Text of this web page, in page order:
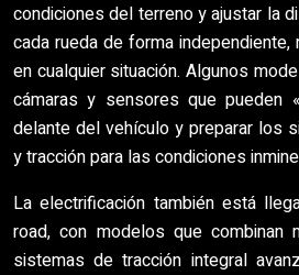
condiciones del terreno y ajustar la
cada rueda de forma independiente,
en cualquier situación. Algunos
cámaras y sensores que
delante del vehículo y preparar los
y tracción para las condiciones
La electrificación también está
road, con modelos que combinan
sistemas de tracción integral